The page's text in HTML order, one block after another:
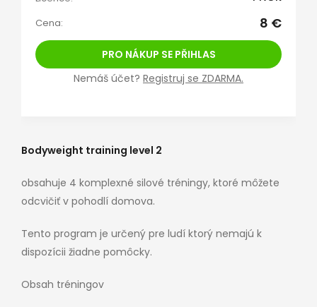
Cena: 8 €
PRO NÁKUP SE PŘIHLAS
Nemáš účet? Registruj se ZDARMA.
Bodyweight training level 2
obsahuje 4 komplexné silové tréningy, ktoré môžete
odcvičiť v pohodlí domova.
Tento program je určený pre ludí ktorý nemajú k
dispozícii žiadne pomôcky.
Obsah tréningov